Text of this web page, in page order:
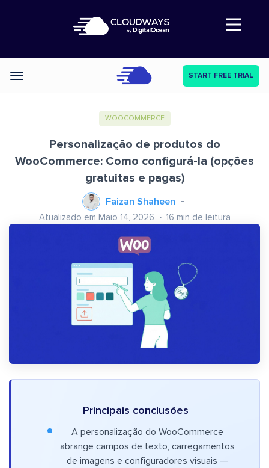
Abre a navegação
Categories START FREE TRIAL
WOOCOMMERCE
Personalização de produtos do
WooCommerce: Como configurá-la (opções
gratuitas e pagas)
Faizan Shaheen
Atualizado em Maio 14, 2026 16 min de leitura
Principais conclusões
A personalização do WooCommerce
abrange campos de texto, carregamentos
de imagens e configuradores visuais —